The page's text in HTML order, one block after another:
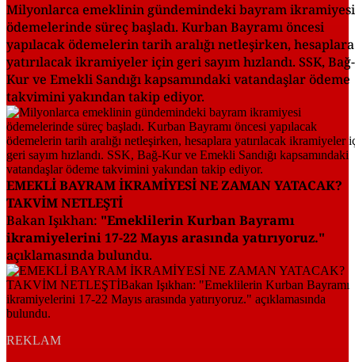
Milyonlarca emeklinin gündemindeki bayram ikramiyesi
ödemelerinde süreç başladı. Kurban Bayramı öncesi
yapılacak ödemelerin tarih aralığı netleşirken, hesaplara
yatırılacak ikramiyeler için geri sayım hızlandı. SSK, Bağ-
Kur ve Emekli Sandığı kapsamındaki vatandaşlar ödeme
takvimini yakından takip ediyor.
EMEKLİ BAYRAM İKRAMİYESİ NE ZAMAN YATACAK?
TAKVİM NETLEŞTİ
Bakan Işıkhan: "Emeklilerin Kurban Bayramı
ikramiyelerini 17-22 Mayıs arasında yatırıyoruz."
açıklamasında bulundu.
REKLAM